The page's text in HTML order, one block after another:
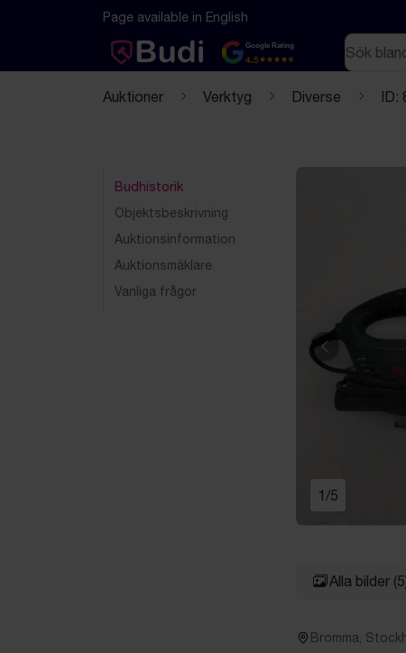
Hoppa till innehåll
Textbaserad (markdown) version av denna sida
Page available in English
Google Rating
4.5
Sök
Auktioner Verktyg Diverse ID:
Budhistorik
Objektsbeskrivning
Auktionsinformation
Auktionsmäklare
Vanliga frågor
Föregående
1 /5
Alla bilder
Bromma,